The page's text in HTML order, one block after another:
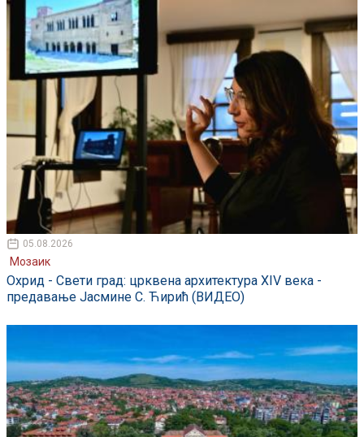
05.08.2026
Мозаик
Охрид - Свети град: црквена архитектура XIV века -
предавање Јасмине С. Ћирић (ВИДЕО)